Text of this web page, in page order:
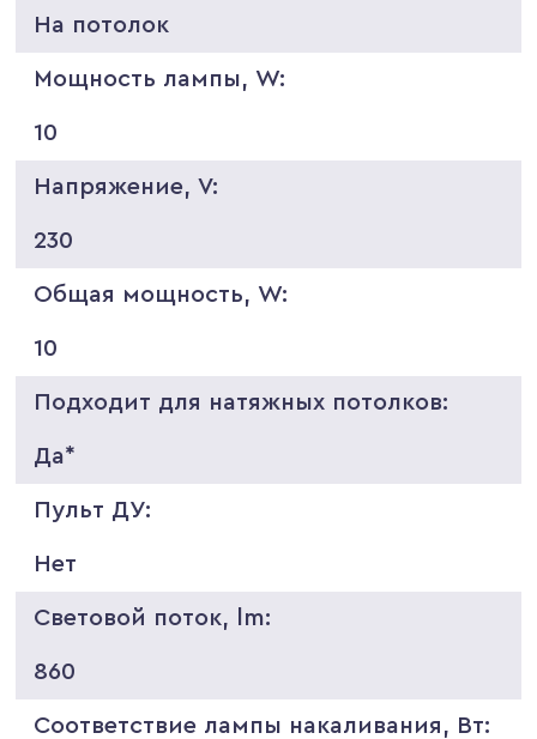
На потолок
Мощность лампы, W:
10
Напряжение, V:
230
Общая мощность, W:
10
Подходит для натяжных потолков:
Да*
Пульт ДУ:
Нет
Световой поток, lm:
860
Соответствие лампы накаливания, Вт: